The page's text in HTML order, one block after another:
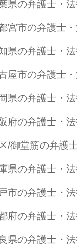
県の弁護士・
宮市の弁護士
県の弁護士・
屋市の弁護士
県の弁護士・
府の弁護士・
/御堂筋の弁護
県の弁護士・
市の弁護士・
府の弁護士・
県の弁護士・